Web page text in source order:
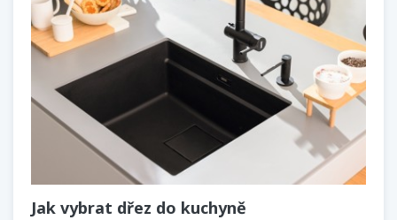
Jak vybrat dřez do kuchyně